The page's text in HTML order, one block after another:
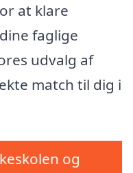
at klare
faglige
udvalg af
match til dig i
og